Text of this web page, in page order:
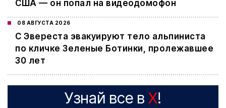
США — он попал на видеодомофон
08 АВГУСТА 2026
С Эвереста эвакуируют тело альпиниста
по кличке Зеленые Ботинки, пролежавшее
30 лет
Узнай все в X!